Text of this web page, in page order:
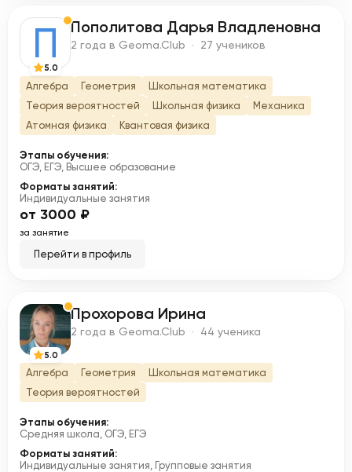
П
5.0
Пополитова Дарья Владленовна
2 года в Geoma.Club · 27 учеников
Алгебра Геометрия
Школьная математика
Теория вероятностей
Школьная физика
Механика
Атомная физика
Квантовая физика
Этапы обучения:
ОГЭ, ЕГЭ, Высшее образование
Форматы занятий:
Индивидуальные занятия
от 3000 ₽
за занятие
Перейти в профиль
П
5.0
Прохорова Ирина
2 года в Geoma.Club · 44 ученика
Алгебра Геометрия
Школьная математика
Теория вероятностей
Этапы обучения:
Средняя школа, ОГЭ, ЕГЭ
Форматы занятий:
Индивидуальные занятия, Групповые занятия